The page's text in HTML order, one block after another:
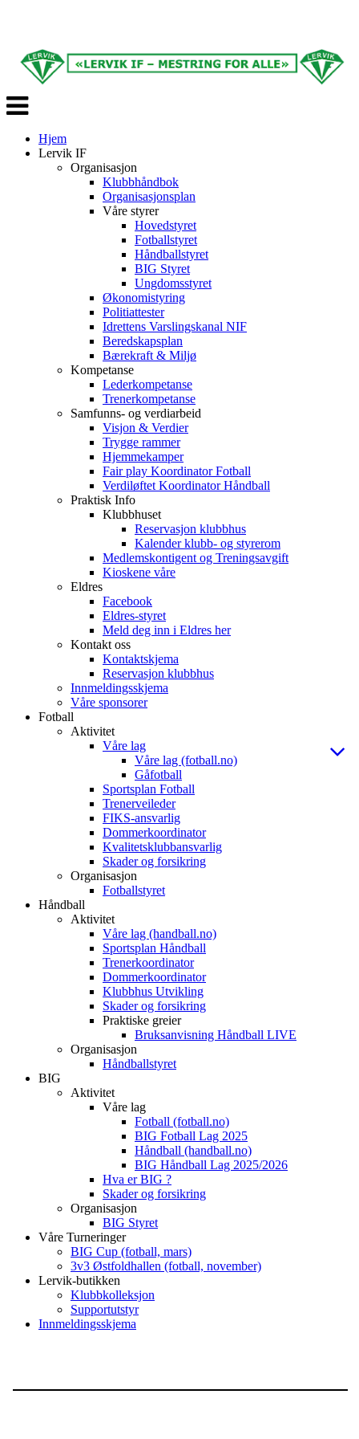
Veksle
navigasjon
Hjem
Lervik IF
Organisasjon
Klubbhåndbok
Organisasjonsplan
Våre styrer
Hovedstyret
Fotballstyret
Håndballstyret
BIG Styret
Ungdomsstyret
Økonomistyring
Politiattester
Idrettens Varslingskanal NIF
Beredskapsplan
Bærekraft & Miljø
Kompetanse
Lederkompetanse
Trenerkompetanse
Samfunns- og verdiarbeid
Visjon & Verdier
Trygge rammer
Hjemmekamper
Fair play Koordinator Fotball
Verdiløftet Koordinator Håndball
Praktisk Info
Klubbhuset
Reservasjon klubbhus
Kalender klubb- og styrerom
Medlemskontigent og Treningsavgift
Kioskene våre
Eldres
Facebook
Eldres-styret
Meld deg inn i Eldres her
Kontakt oss
Kontaktskjema
Reservasjon klubbhus
Innmeldingsskjema
Våre sponsorer
Fotball
Aktivitet
Våre lag
Våre lag (fotball.no)
Gåfotball
Sportsplan Fotball
Trenerveileder
FIKS-ansvarlig
Dommerkoordinator
Kvalitetsklubbansvarlig
Skader og forsikring
Organisasjon
Fotballstyret
Håndball
Aktivitet
Våre lag (handball.no)
Sportsplan Håndball
Trenerkoordinator
Dommerkoordinator
Klubbhus Utvikling
Skader og forsikring
Praktiske greier
Bruksanvisning Håndball LIVE
Organisasjon
Håndballstyret
BIG
Aktivitet
Våre lag
Fotball (fotball.no)
BIG Fotball Lag 2025
Håndball (handball.no)
BIG Håndball Lag 2025/2026
Hva er BIG ?
Skader og forsikring
Organisasjon
BIG Styret
Våre Turneringer
BIG Cup (fotball, mars)
3v3 Østfoldhallen (fotball, november)
Lervik-butikken
Klubbkolleksjon
Supportutstyr
Innmeldingsskjema